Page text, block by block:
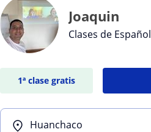
Joaquin
Clases de Español
1ª clase gratis
Huanchaco